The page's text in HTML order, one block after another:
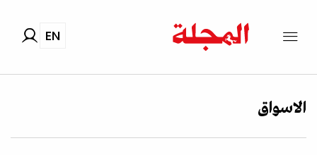
EN
الاسواق